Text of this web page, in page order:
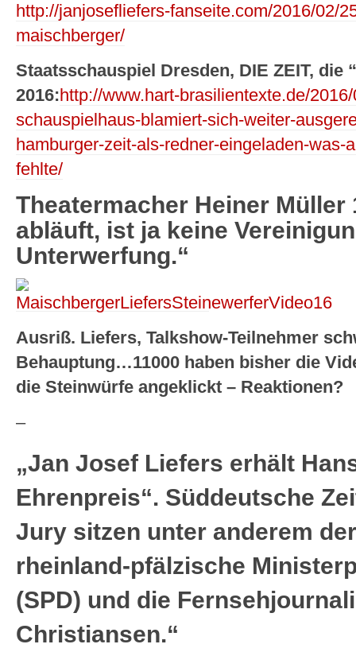
http://janjosefliefers-fanseite.com/2016/02/
maischberger/
Staatsschauspiel Dresden, DIE ZEIT, die
2016:http://www.hart-brasilientexte.de/
schauspielhaus-blamiert-sich-weiter-
hamburger-zeit-als-redner-eingeladen-was-
fehlte/
Theatermacher Heiner Müller
abläuft, ist ja keine
Unterwerfung.“
Ausriß. Liefers, Talkshow-Teilnehmer
Behauptung…11000 haben bisher die
die Steinwürfe angeklickt – Reaktionen?
–
„Jan Josef Liefers erhält
Ehrenpreis“. Süddeutsche
Jury sitzen unter anderem
rheinland-pfälzische
(SPD) und die
Christiansen.“